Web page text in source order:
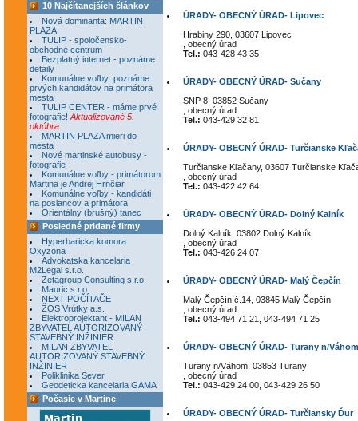
10 Najčítanejších článkov
Nová dominanta: MARTIN
PLAZA
TULIP - spoločensko-
obchodné centrum
Bezplatný internet - poznáme
detaily
Komunálne voľby: poznáme
prvých kandidátov na primátora
mesta
TULIP CENTER - máme prvé
fotografie! Aktualizované 5.
októbra
MARTIN PLAZA mieri do
mesta
Nové martinské autobusy -
fotografie
Komunálne voľby - primátorom
Martina je Andrej Hrnčiar
Komunálne voľby - kandidáti
na poslancov a primátora
Orientálny (brušný) tanec
Posledné pridané firmy
Hyperbaricka komora
Oxyzona
Advokatska kancelaria
M2Legal s.r.o.
Zetagroup Consulting s.r.o.
Mauric s.r.o.
NEXT POČÍTAČE
ŽOS Vrútky a.s.
Elektroprojektant - MILAN
ZBYVATEL AUTORIZOVANÝ
STAVEBNÝ INŽINIER
MILAN ZBYVATEL
AUTORIZOVANÝ STAVEBNÝ
INŽINIER
Poliklinika Sever
Geodeticka kancelaria GAMA
Počasie v Martine
ÚRADY- OBECNÝ ÚRAD- Lipovec
Hrabiny 290, 03607 Lipovec
, obecný úrad
Tel.: 043-428 43 35
ÚRADY- OBECNÝ ÚRAD- Sučany
SNP 8, 03852 Sučany
, obecný úrad
Tel.: 043-429 32 81
ÚRADY- OBECNÝ ÚRAD- Turčianske
Turčianske Kľačany, 03607 Turčianske
, obecný úrad
Tel.: 043-422 42 64
ÚRADY- OBECNÝ ÚRAD- Dolný Kalník
Dolný Kalník, 03802 Dolný Kalník
, obecný úrad
Tel.: 043-426 24 07
ÚRADY- OBECNÝ ÚRAD- Malý Čepčín
Malý Čepčín č.14, 03845 Malý Čepčín
, obecný úrad
Tel.: 043-494 71 21, 043-494 71 25
ÚRADY- OBECNÝ ÚRAD- Turany n/Váhom
Turany n/Váhom, 03853 Turany
, obecný úrad
Tel.: 043-429 24 00, 043-429 26 50
ÚRADY- OBECNÝ ÚRAD- Turčiansky Ďur